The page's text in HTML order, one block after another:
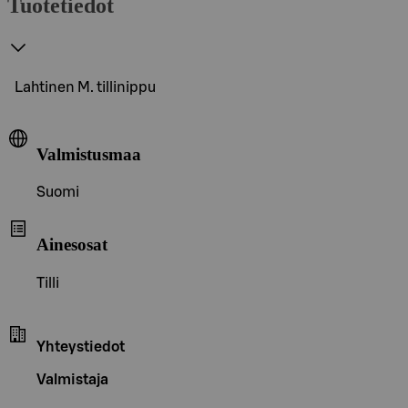
Tuotetiedot
Lahtinen M. tillinippu
Valmistusmaa
Suomi
Ainesosat
Tilli
Yhteystiedot
Valmistaja